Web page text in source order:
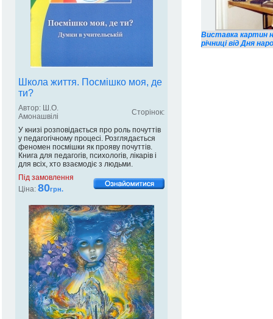
Школа життя. Посмішко моя, де
ти?
Автор: Ш.О.
Амонашвілі
Сторінок:
У книзі розповідається про роль почуттів
у педагогічному процесі. Розглядається
феномен посмішки як прояву почуттів.
Книга для педагогів, психологів, лікарів і
для всіх, хто взаємодіє з людьми.
Під замовлення
Ціна: 80грн.
Виставка картин
річниці від Дня